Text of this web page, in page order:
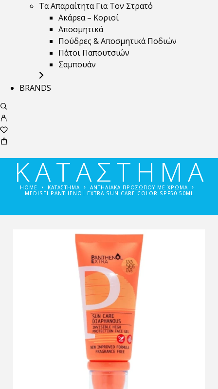
Τα Απαραίτητα Για Τον Στρατό
Ακάρεα – Κοριοί
Αποσμητικά
Πούδρες & Αποσμητικά Ποδιών
Πάτοι Παπουτσιών
Σαμπουάν
BRANDS
ΚΑΤΑΣΤΗΜΑ
HOME ΚΑΤΑΣΤΗΜΑ
ΑΝΤΗΛΙΑΚΆ ΠΡΟΣΏΠΟΥ ΜΕ ΧΡΏΜΑ
MEDISEI PANTHENOL EXTRA SUN CARE COLOR SPF50 50ML